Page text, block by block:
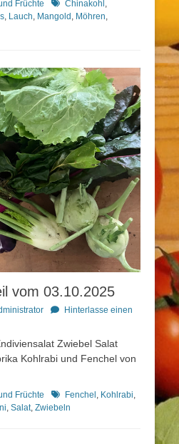
Früchte Schlagworte
Chinakohl ,
, Lauch, Mangold , Möhren,
vom 03.10.2025
Hinterlasse einen
Zwiebel Salat
Kohlrabi und Fenchel von
Früchte Schlagworte
Fenchel , Kohlrabi,
, Salat, Zwiebeln